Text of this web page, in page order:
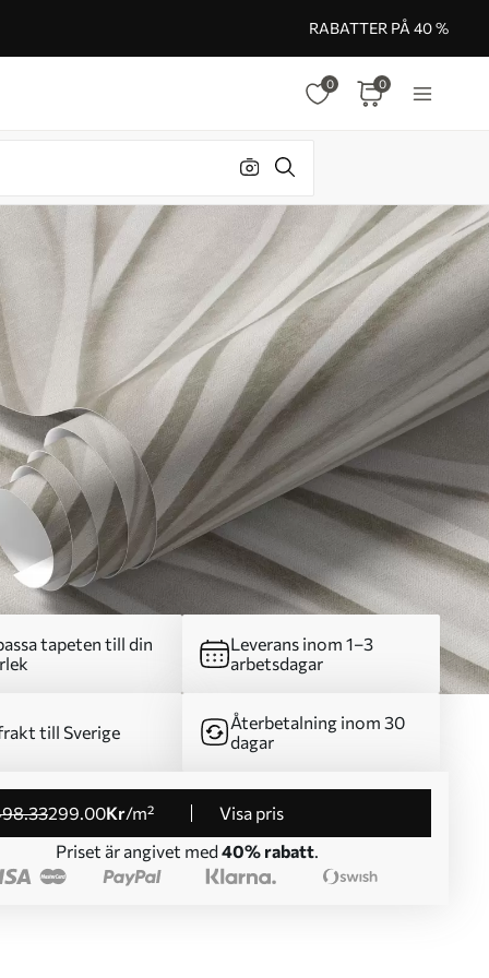
RABATTER PÅ 40 %
0 0
tapeten till din
Leverans inom 1–3
arbetsdagar
till Sverige
Återbetalning inom 30
dagar
.33299.00Kr/m²
Visa pris
Priset är angivet med 40% rabatt.